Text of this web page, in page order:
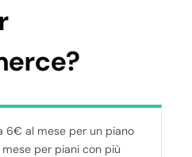
6€ al mese per un piano
per piani con più